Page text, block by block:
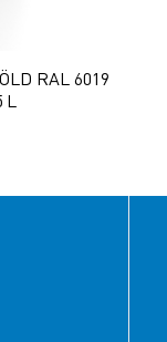
RAL 6019